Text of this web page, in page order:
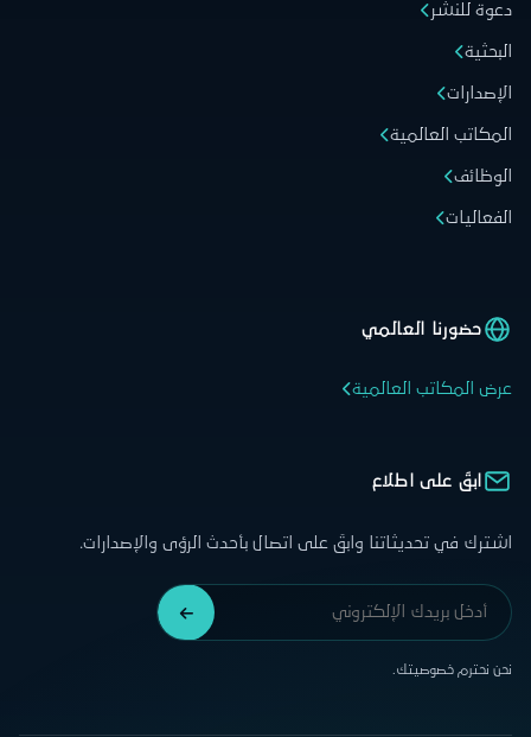
دعوة للنشر
البحثية
الإصدارات
المكاتب العالمية
الوظائف
الفعاليات
حضورنا العالمي
عرض المكاتب العالمية
ابقَ على اطلاع
اشترك في تحديثاتنا وابقَ على اتصال بأحدث الرؤى والإصدارات.
نحن نحترم خصوصيتك.